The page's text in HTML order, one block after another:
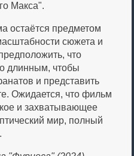
Макса".
остаётся предметом
сюжета и
что
длинным, чтобы
и представить
Ожидается, что фильм
и захватывающее
мир, полный